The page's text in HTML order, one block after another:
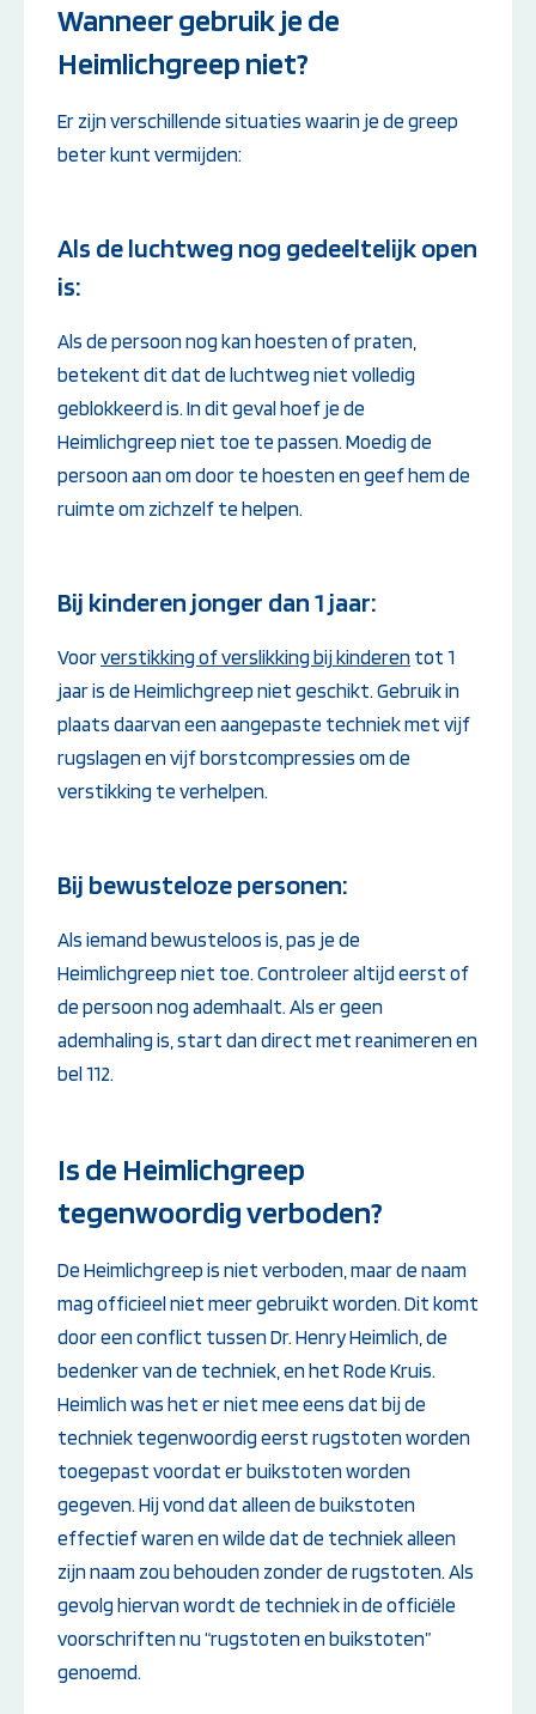
Wanneer gebruik je de
Heimlichgreep niet?
Er zijn verschillende situaties waarin je de greep
beter kunt vermijden:
Als de luchtweg nog gedeeltelijk open
is:
Als de persoon nog kan hoesten of praten,
betekent dit dat de luchtweg niet volledig
geblokkeerd is. In dit geval hoef je de
Heimlichgreep niet toe te passen. Moedig de
persoon aan om door te hoesten en geef hem de
ruimte om zichzelf te helpen.
Bij kinderen jonger dan 1 jaar:
Voorverstikking of verslikking bij kinderen tot 1
jaar is de Heimlichgreep niet geschikt. Gebruik in
plaats daarvan een aangepaste techniek met vijf
rugslagen en vijf borstcompressies om de
verstikking te verhelpen.
Bij bewusteloze personen:
Als iemand bewusteloos is, pas je de
Heimlichgreep niet toe. Controleer altijd eerst of
de persoon nog ademhaalt. Als er geen
ademhaling is, start dan direct met reanimeren en
bel 112.
Is de Heimlichgreep
tegenwoordig verboden?
De Heimlichgreep is niet verboden, maar de naam
mag officieel niet meer gebruikt worden. Dit komt
door een conflict tussen Dr. Henry Heimlich, de
bedenker van de techniek, en het Rode Kruis.
Heimlich was het er niet mee eens dat bij de
techniek tegenwoordig eerst rugstoten worden
toegepast voordat er buikstoten worden
gegeven. Hij vond dat alleen de buikstoten
effectief waren en wilde dat de techniek alleen
zijn naam zou behouden zonder de rugstoten. Als
gevolg hiervan wordt de techniek in de officiële
voorschriften nu “rugstoten en buikstoten”
genoemd.